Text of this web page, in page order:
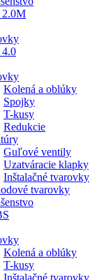
Kolená a oblúky
Spojky
T-kusy
Redukcie
Guľové ventily
Uzatváracie klapky
Inštalačné tvarovky
tvarovky
Kolená a oblúky
T-kusy
Inštalačné tvarovky